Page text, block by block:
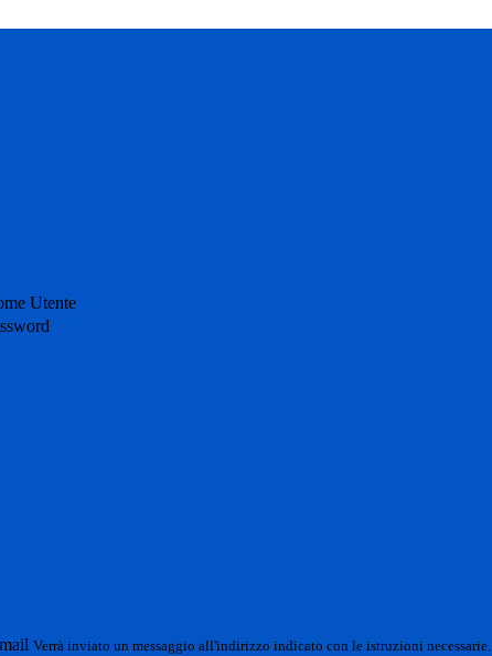
Utente
Verrà inviato un messaggio all'indirizzo indicato con le istruzioni necessarie.